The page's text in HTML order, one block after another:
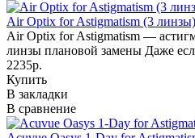
Air Optix for Astigmatism (3 линзы)
Air Optix for Astigmatism —
линзы плановой замены Даже
2235р.
Купить
В закладки
В сравнение